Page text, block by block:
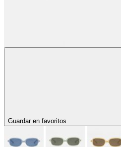
Guardar en favoritos